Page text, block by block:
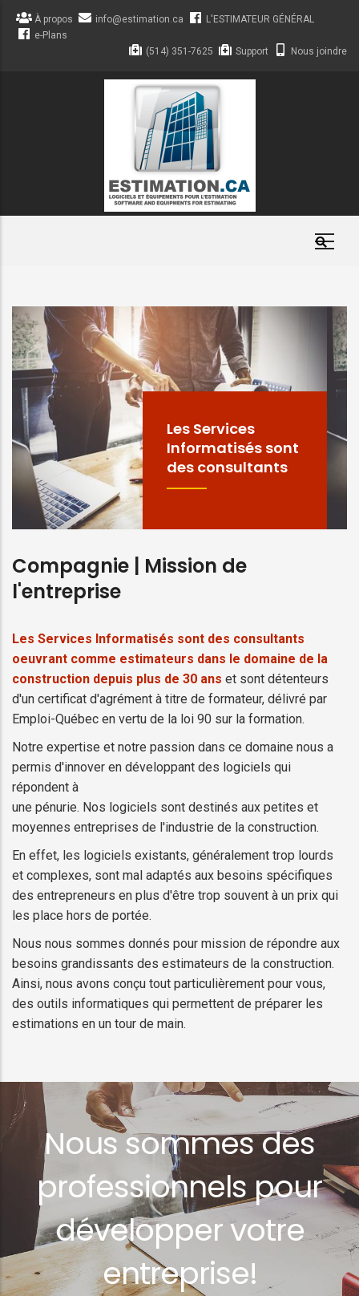
Aller
À propos info@estimation.ca
L'ESTIMATEUR GÉNÉRAL
e-Plans
(514) 351-7625
Support Nous joindre
Les Services
Informatisés sont
des consultants
Compagnie | Mission de
l'entreprise
Les Services Informatisés sont des consultants
oeuvrant comme estimateurs dans le domaine de la
construction depuis plus de 30 ans et sont détenteurs
d'un certificat d'agrément à titre de formateur, délivré par
Emploi-Québec en vertu de la loi 90 sur la formation.
Notre expertise et notre passion dans ce domaine nous a
permis d'innover en développant des logiciels qui
répondent à
une pénurie. Nos logiciels sont destinés aux petites et
moyennes entreprises de l'industrie de la construction.
En effet, les logiciels existants, généralement trop lourds
et complexes, sont mal adaptés aux besoins spécifiques
des entrepreneurs en plus d'être trop souvent à un prix qui
les place hors de portée.
Nous nous sommes donnés pour mission de répondre aux
besoins grandissants des estimateurs de la construction.
Ainsi, nous avons conçu tout particulièrement pour vous,
des outils informatiques qui permettent de préparer les
estimations en un tour de main.
Nous sommes des
professionnels pour
développer votre
entreprise!